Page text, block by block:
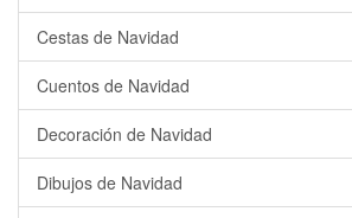
Cestas de Navidad
Cuentos de Navidad
Decoración de Navidad
Dibujos de Navidad